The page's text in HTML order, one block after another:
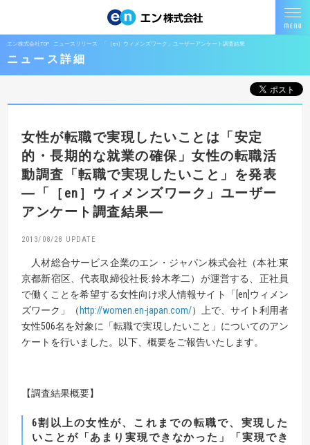
エン株式会社TOP ニュースリリース 「［en］ウィメンズワーク」ユーザーアンケート調査結果
ニュース詳細
女性が転職で実現したいことは「安定
的・長期的な就業の確保」女性の転職活
動調査「転職で実現したいこと」を発表
―「［en］ウィメンズワーク」ユーザー
アンケート調査結果―
2013/08/28
人材総合サービス企業のエン・ジャパン株式会社（本社:東
京都新宿区、代表取締役社長:鈴木孝二）が運営する、正社員
で働くことを希望する女性向け求人情報サイト「[en]ウィメン
ズワーク」（ http://women.en-japan.com/）上で、サイト利用者
女性506名を対象に「転職で実現したいこと」についてのアン
ケートを行いました。以下、概要をご報告いたします。
【調査結果概要】
6割以上の女性が、これまでの転職で、実現した
いことが「あまり実現できなかった」「実現でき